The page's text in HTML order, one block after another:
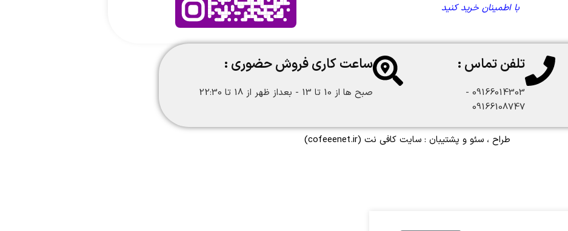
با اطمینان خرید کنید
تلفن تماس :
09166014303 -
09166108747
ساعت کاری فروش حضوری :
صبح ها از 10 تا 13 - بعداز ظهر از 18 تا 22:30
طراح ، سئو و پشتیبان : سایت کافی نت (cofeeenet.ir)